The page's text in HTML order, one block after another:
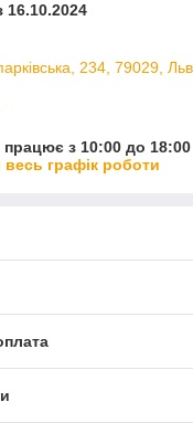
234, 79029,
працює з 10:00 до 18:00
весь графік роботи